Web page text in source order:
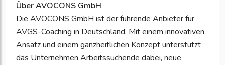
Über AVOCONS GmbH
Die AVOCONS GmbH ist der führende Anbieter für
AVGS-Coaching in Deutschland. Mit einem innovativen
Ansatz und einem ganzheitlichen Konzept unterstützt
das Unternehmen Arbeitssuchende dabei, neue